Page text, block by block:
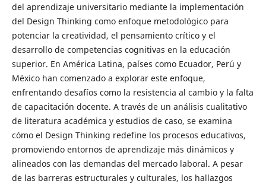
del aprendizaje universitario mediante la implementación
del Design Thinking como enfoque metodológico para
potenciar la creatividad, el pensamiento crítico y el
desarrollo de competencias cognitivas en la educación
superior. En América Latina, países como Ecuador, Perú y
México han comenzado a explorar este enfoque,
enfrentando desafíos como la resistencia al cambio y la falta
de capacitación docente. A través de un análisis cualitativo
de literatura académica y estudios de caso, se examina
cómo el Design Thinking redefine los procesos educativos,
promoviendo entornos de aprendizaje más dinámicos y
alineados con las demandas del mercado laboral. A pesar
de las barreras estructurales y culturales, los hallazgos